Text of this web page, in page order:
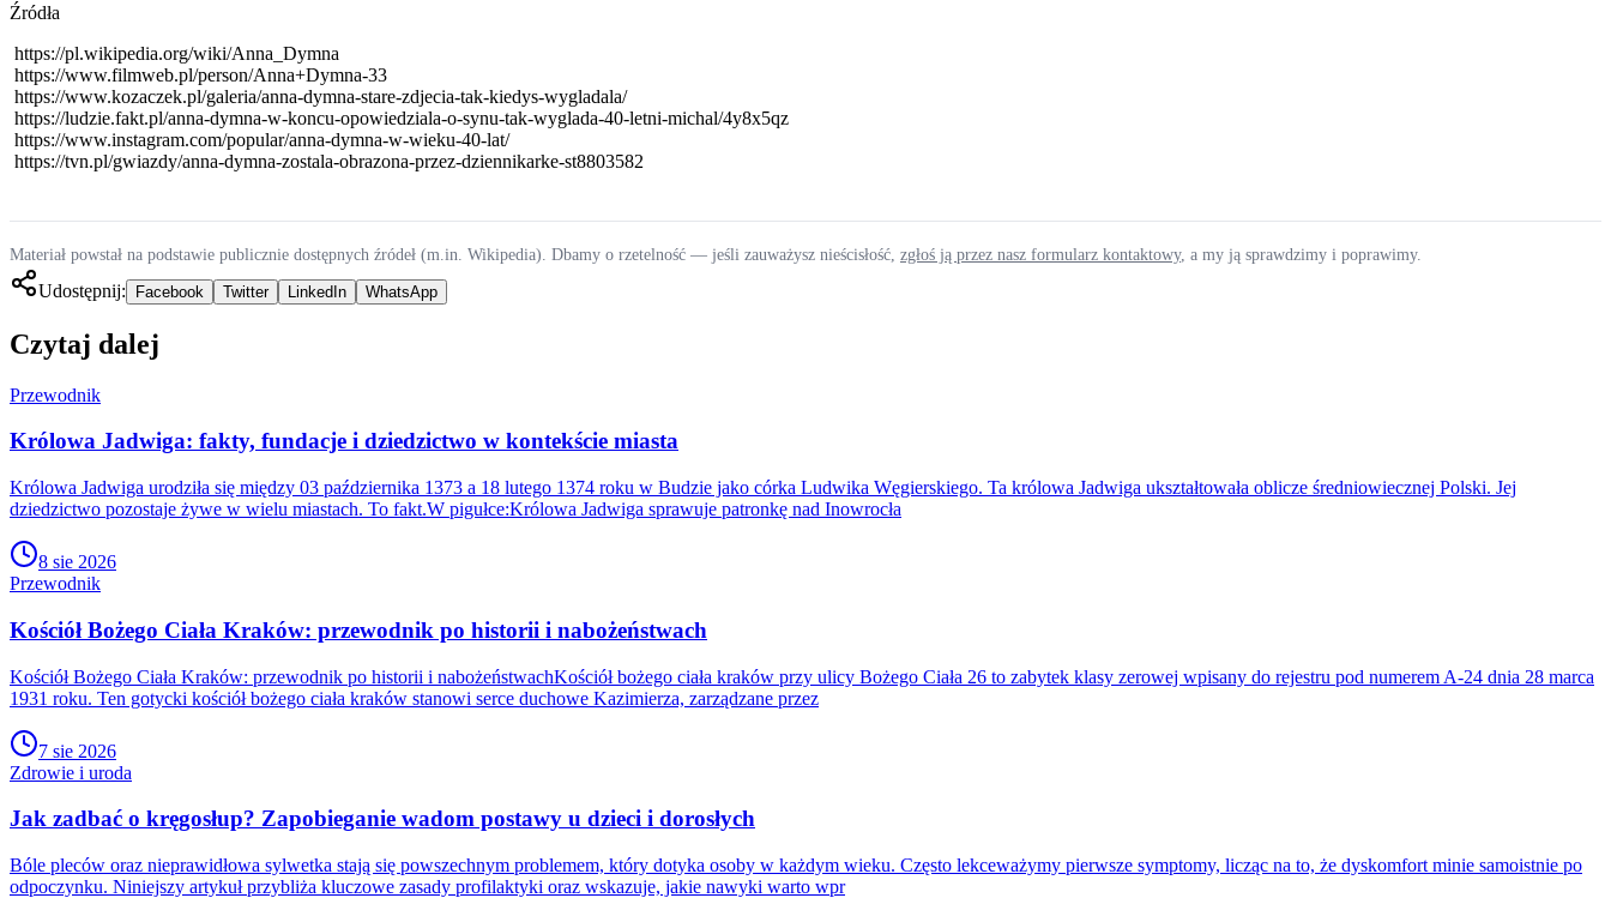
Źródła
https://pl.wikipedia.org/wiki/Anna_Dymna
https://www.filmweb.pl/person/Anna+Dymna-33
https://www.kozaczek.pl/galeria/anna-dymna-stare-zdjecia-tak-kiedys-wygladala/
https://ludzie.fakt.pl/anna-dymna-w-koncu-opowiedziala-o-synu-tak-wyglada-40-letni-michal/4y8x5qz
https://www.instagram.com/popular/anna-dymna-w-wieku-40-lat/
https://tvn.pl/gwiazdy/anna-dymna-zostala-obrazona-przez-dziennikarke-st8803582
Materiał powstał na podstawie publicznie dostępnych źródeł (m.in. Wikipedia). Dbamy o rzetelność — jeśli zauważysz nieścisłość, zgłoś ją przez nasz formularz kontaktowy, a my ją sprawdzimy i poprawimy.
Udostępnij: Facebook Twitter LinkedIn WhatsApp
Czytaj dalej
Przewodnik
Królowa Jadwiga: fakty, fundacje i dziedzictwo w kontekście miasta
Królowa Jadwiga urodziła się między 03 października 1373 a 18 lutego 1374 roku w Budzie jako córka Ludwika Węgierskiego. Ta królowa Jadwiga ukształtowała oblicze średniowiecznej Polski. Jej
dziedzictwo pozostaje żywe w wielu miastach. To fakt.W pigułce:Królowa Jadwiga sprawuje patronkę nad Inowrocła
8 sie 2026
Przewodnik
Kościół Bożego Ciała Kraków: przewodnik po historii i nabożeństwach
Kościół Bożego Ciała Kraków: przewodnik po historii i nabożeństwachKościół bożego ciała kraków przy ulicy Bożego Ciała 26 to zabytek klasy zerowej wpisany do rejestru pod numerem A-24 dnia 28 marca
1931 roku. Ten gotycki kościół bożego ciała kraków stanowi serce duchowe Kazimierza, zarządzane przez
7 sie 2026
Zdrowie i uroda
Jak zadbać o kręgosłup? Zapobieganie wadom postawy u dzieci i dorosłych
Bóle pleców oraz nieprawidłowa sylwetka stają się powszechnym problemem, który dotyka osoby w każdym wieku. Często lekceważymy pierwsze symptomy, licząc na to, że dyskomfort minie samoistnie po
odpoczynku. Niniejszy artykuł przybliża kluczowe zasady profilaktyki oraz wskazuje, jakie nawyki warto wpr